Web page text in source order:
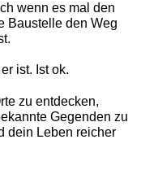
wenn es mal den
Baustelle den Weg
ist. Ist ok.
zu entdecken,
Gegenden zu
dein Leben reicher